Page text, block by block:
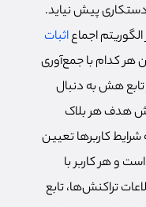
پیش نیاید.
اجماعاثبات
هر کدام با جمع‌آوری
تابع هش به دنبال
هدف هر بلاک
کاربرها تعیین
و هر کاربر با
تراکنش‌ها، تابع